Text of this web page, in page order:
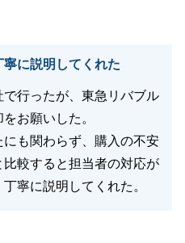
に説明してくれた
行ったが、東急リバブル
お願いした。
も関わらず、購入の不安
較すると担当者の対応が
寧に説明してくれた。